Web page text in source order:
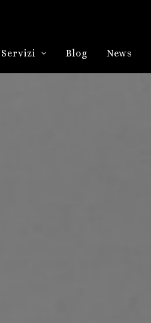
Servizi Blog News